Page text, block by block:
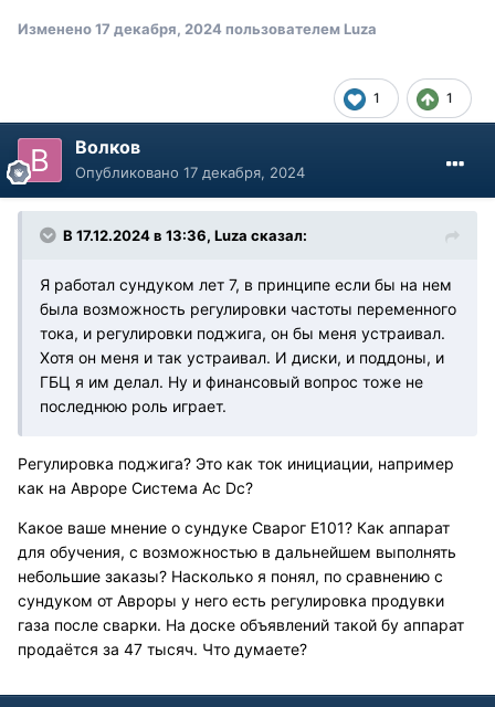
Изменено17 декабря, 2024пользователем Luza
1 1
Волков
Опубликовано 17 декабря, 2024
В 17.12.2024 в 13:36, Luza сказал:
Я работал сундуком лет 7, в принципе если бы на нем
была возможность регулировки частоты переменного
тока, и регулировки поджига, он бы меня устраивал.
Хотя он меня и так устраивал. И диски, и поддоны, и
ГБЦ я им делал. Ну и финансовый вопрос тоже не
последнюю роль играет.
Регулировка поджига? Это как ток инициации, например
как на Авроре Система Ac Dc?
Какое ваше мнение о сундуке Сварог E101? Как аппарат
для обучения, с возможностью в дальнейшем выполнять
небольшие заказы? Насколько я понял, по сравнению с
сундуком от Авроры у него есть регулировка продувки
газа после сварки. На доске объявлений такой бу аппарат
продаётся за 47 тысяч. Что думаете?